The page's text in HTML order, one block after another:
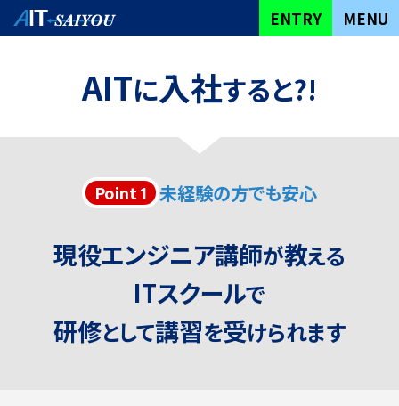
が
YOU CAN DO IT
こから始まる
THIS IS THE
STARTING POINT!
ては君次第
UP TO YOU!
ENTRY MENU
研修カリキュラム
社員の声
会社情報・数字で見るAIT
ENTRY
AITに入社すると?!
Point1 未経験の方でも安心
現役エンジニア講師が教える
ITスクールで
研修として講習を受けられます